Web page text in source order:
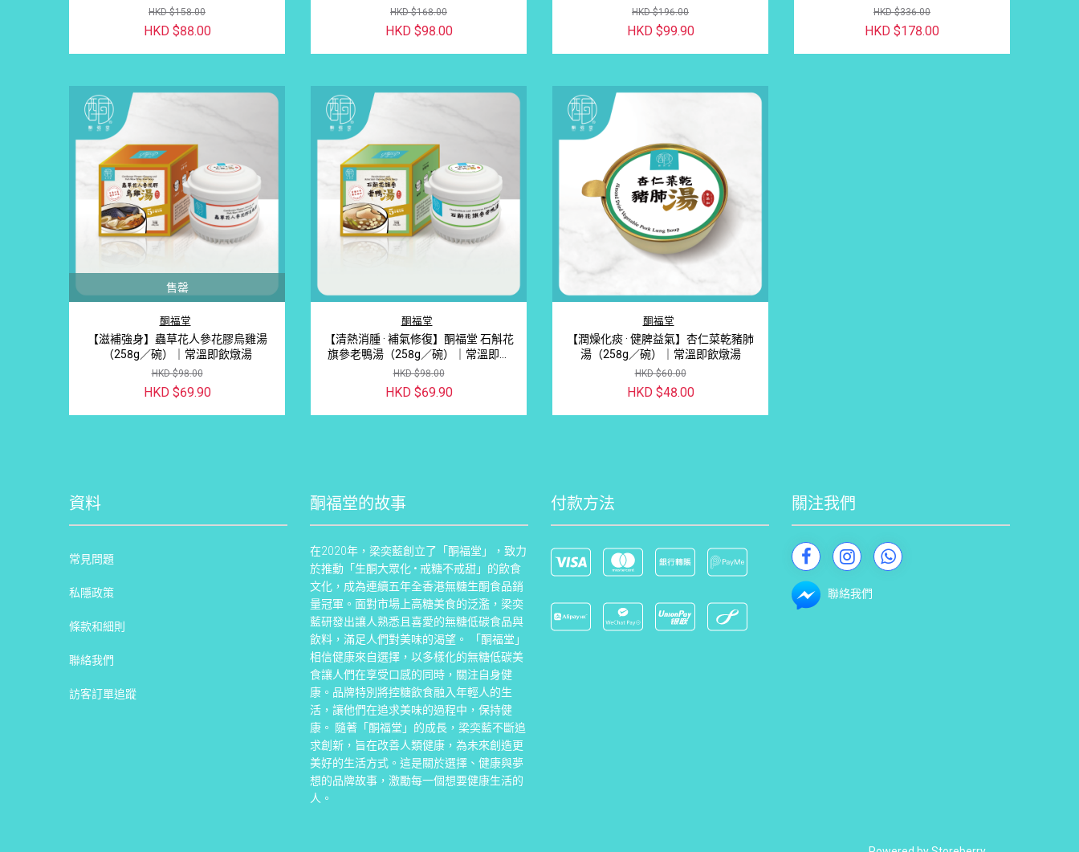
飲燉湯
HKD $158.00
HKD $88.00
飲燉湯
HKD $168.00
HKD $98.00
碗）｜免火自熱藥膳・捱夜上班族滋
補首選
HKD $196.00
HKD $99.90
碗裝）｜養陰補氣 · 潤膚安神 · 常溫即
飲
HKD $336.00
HKD $178.00
售罄
酮福堂
【滋補強身】蟲草花人參花膠烏雞湯
（258g／碗）｜常溫即飲燉湯
HKD $98.00
HKD $69.90
酮福堂
【清熱消腫 · 補氣修復】酮福堂 石斛花
旗參老鴨湯（258g／碗）｜常溫即飲
燉湯 產品簡介
HKD $98.00
HKD $69.90
酮福堂
【潤燥化痰 · 健脾益氣】杏仁菜乾豬肺
湯（258g／碗）｜常溫即飲燉湯
HKD $60.00
HKD $48.00
資料
常見問題
私隱政策
條款和細則
聯絡我們
訪客訂單追蹤
酮福堂的故事
在2020年，梁奕藍創立了「酮福堂」，致力
於推動「生酮大眾化 • 戒糖不戒甜」的飲食
文化，成為連續五年全香港無糖生酮食品銷
量冠軍。面對市場上高糖美食的泛濫，梁奕
藍研發出讓人熟悉且喜愛的無糖低碳食品與
飲料，滿足人們對美味的渴望。 「酮福堂」
相信健康來自選擇，以多樣化的無糖低碳美
食讓人們在享受口感的同時，關注自身健
康。品牌特別將控糖飲食融入年輕人的生
活，讓他們在追求美味的過程中，保持健
康。 隨著「酮福堂」的成長，梁奕藍不斷追
求創新，旨在改善人類健康，為未來創造更
美好的生活方式。這是關於選擇、健康與夢
想的品牌故事，激勵每一個想要健康生活的
人。
付款方法 關注我們
聯絡我們